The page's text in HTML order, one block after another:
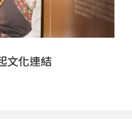
文化連結